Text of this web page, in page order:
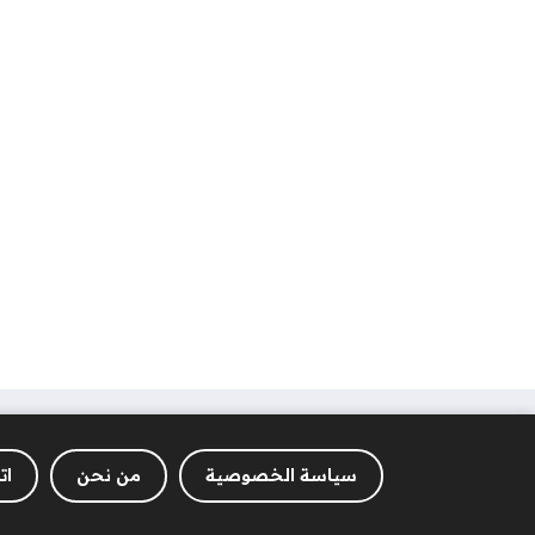
سياسة الخصوصية من نحن